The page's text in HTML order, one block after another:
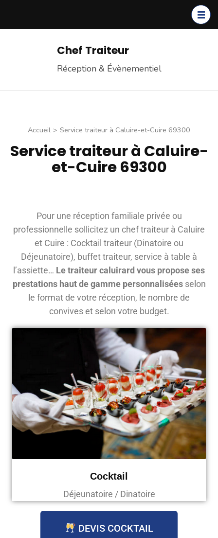
Chef Traiteur
Réception & Évènementiel
Accueil > Service traiteur à Caluire-et-Cuire 69300
Service traiteur à Caluire-
et-Cuire 69300
Pour une réception familiale privée ou
professionnelle sollicitez un chef traiteur à Caluire
et Cuire : Cocktail traiteur (Dinatoire ou
Déjeunatoire), buffet traiteur, service à table à
l’assiette… Le traiteur caluirard vous propose ses
prestations haut de gamme personnaliséesselon
le format de votre réception, le nombre de
convives et selon votre budget.
Cocktail
Déjeunatoire / Dinatoire
DEVIS COCKTAIL